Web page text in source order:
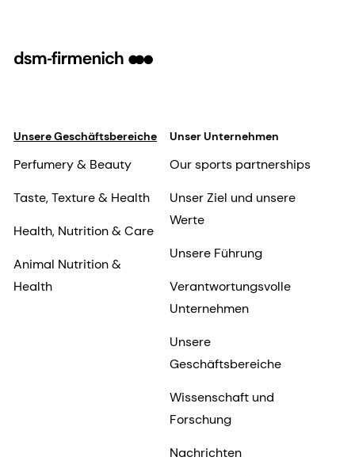
Unsere Geschäftsbereiche
Perfumery & Beauty
Taste, Texture & Health
Health, Nutrition & Care
Animal Nutrition &
Health
Unser Unternehmen
Our sports partnerships
Unser Ziel und unsere
Werte
Unsere Führung
Verantwortungsvolle
Unternehmen
Unsere
Geschäftsbereiche
Wissenschaft und
Forschung
Nachrichten